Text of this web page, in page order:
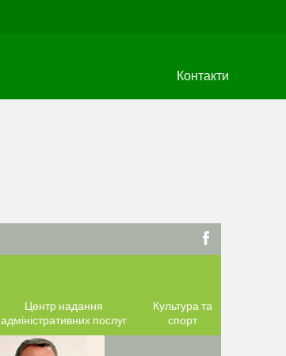
Контакти
Центр надання
адміністративних послуг
Культура та
спорт